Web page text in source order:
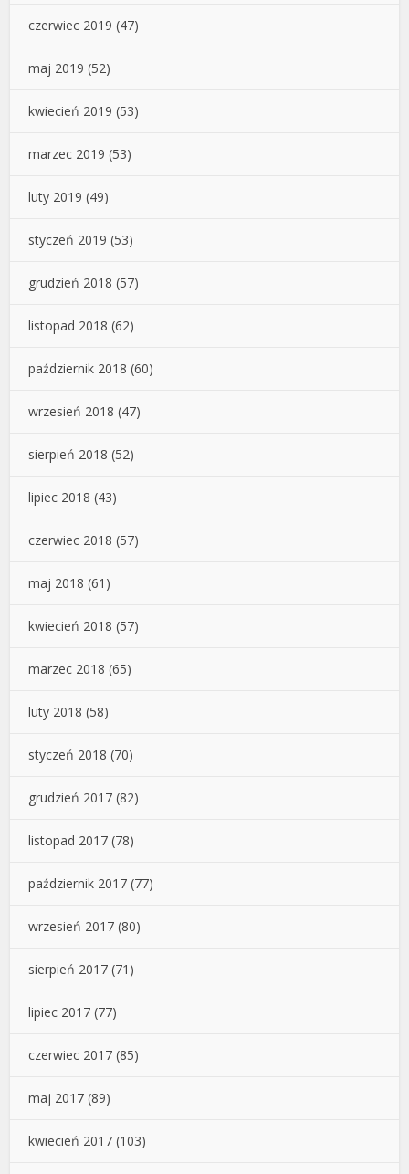
czerwiec 2019 (47)
maj 2019 (52)
kwiecień 2019 (53)
marzec 2019 (53)
luty 2019 (49)
styczeń 2019 (53)
grudzień 2018 (57)
listopad 2018 (62)
październik 2018 (60)
wrzesień 2018 (47)
sierpień 2018 (52)
lipiec 2018 (43)
czerwiec 2018 (57)
maj 2018 (61)
kwiecień 2018 (57)
marzec 2018 (65)
luty 2018 (58)
styczeń 2018 (70)
grudzień 2017 (82)
listopad 2017 (78)
październik 2017 (77)
wrzesień 2017 (80)
sierpień 2017 (71)
lipiec 2017 (77)
czerwiec 2017 (85)
maj 2017 (89)
kwiecień 2017 (103)